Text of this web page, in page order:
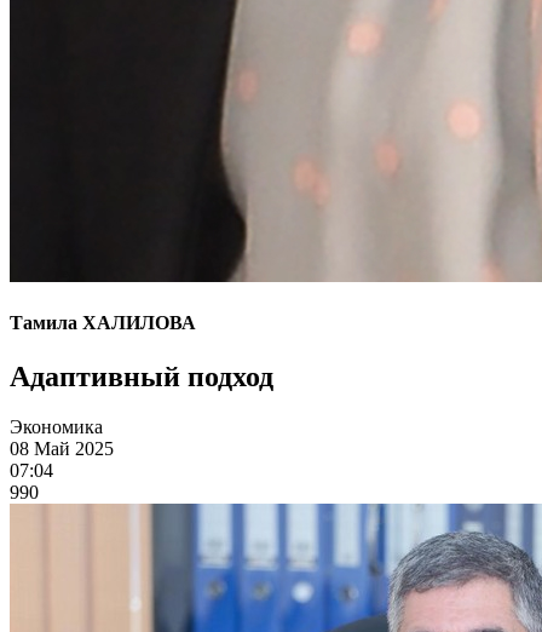
Тамила ХАЛИЛОВА
Адаптивный подход
Экономика
08 Май 2025
07:04
990